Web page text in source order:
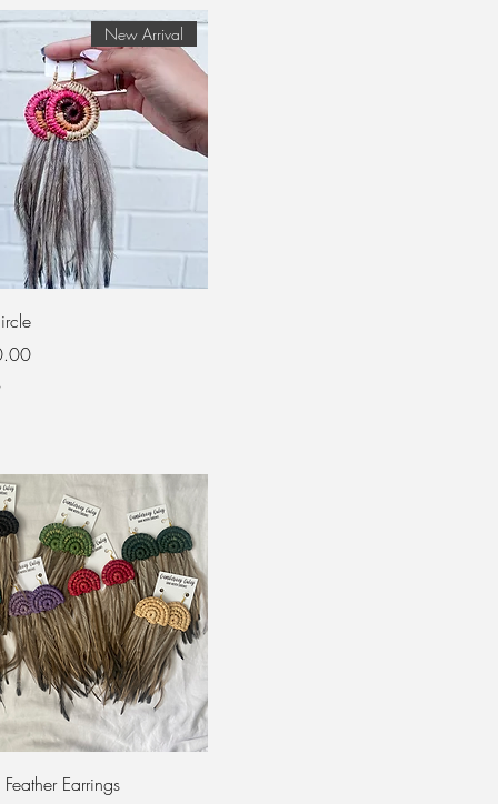
New Arrival
‏100.00 AU$
Earrings